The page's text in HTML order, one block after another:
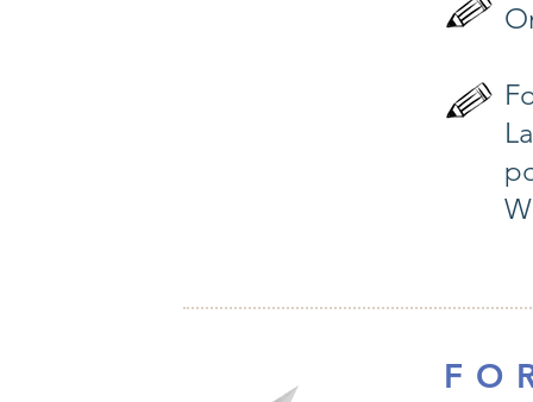
F O